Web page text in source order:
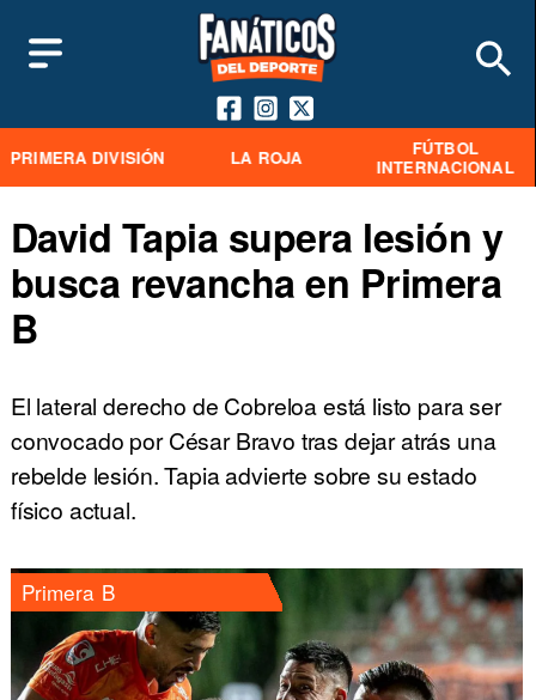
PRIMERA DIVISIÓN LA ROJA
FÚTBOL
INTERNACIONAL
David Tapia supera lesión y
busca revancha en Primera
B
El lateral derecho de Cobreloa está listo para ser
convocado por César Bravo tras dejar atrás una
rebelde lesión. Tapia advierte sobre su estado
físico actual.
Primera B